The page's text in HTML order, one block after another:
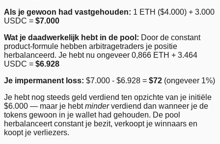
Als je gewoon had vastgehouden: 1 ETH ($4.000) + 3.000
USDC = $7.000
Wat je daadwerkelijk hebt in de pool: Door de constant
product-formule hebben arbitragetraders je positie
herbalanceerd. Je hebt nu ongeveer 0,866 ETH + 3.464
USDC = $6.928
Je impermanent loss: $7.000 - $6.928 = $72 (ongeveer 1%)
Je hebt nog steeds geld verdiend ten opzichte van je initiële
$6.000 — maar je hebtminderverdiend dan wanneer je de
tokens gewoon in je wallet had gehouden. De pool
herbalanceert constant je bezit, verkoopt je winnaars en
koopt je verliezers.